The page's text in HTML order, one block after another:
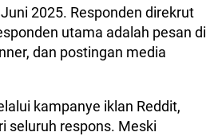
2025. Responden direkrut
utama adalah pesan di
dan postingan media
kampanye iklan Reddit,
seluruh respons. Meski